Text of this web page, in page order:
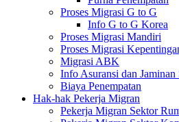
Proses Migrasi G to G
Info G to G Korea
Proses Migrasi Mandiri
Proses Migrasi
Migrasi ABK
Info Asuransi dan Jaminan
Biaya Penempatan
Hak-hak Pekerja Migran
Pekerja Migran Sektor